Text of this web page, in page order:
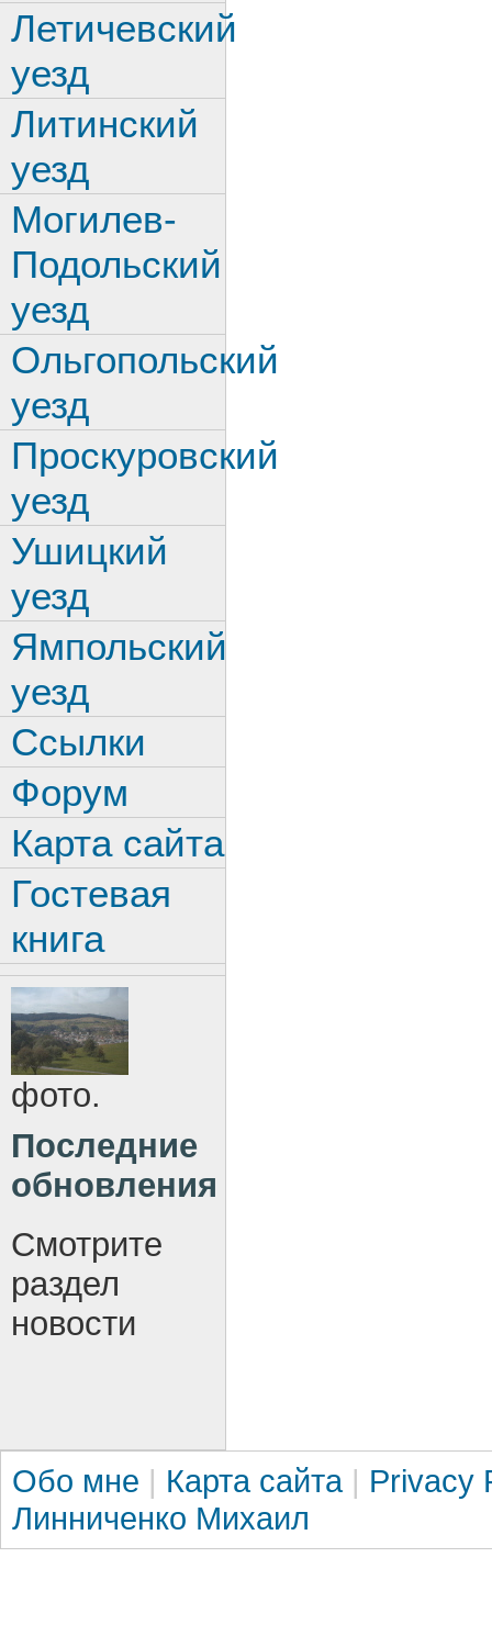
Летичевский
уезд
Литинский
уезд
Могилев-
Подольский
уезд
Ольгопольский
уезд
Проскуровский
уезд
Ушицкий
уезд
Ямпольский
уезд
Ссылки
Форум
Карта сайта
Гостевая
книга
фото.
Последние
обновления
Смотрите
раздел
новости
Обо мне | Карта сайта | Privacy
Линниченко Михаил